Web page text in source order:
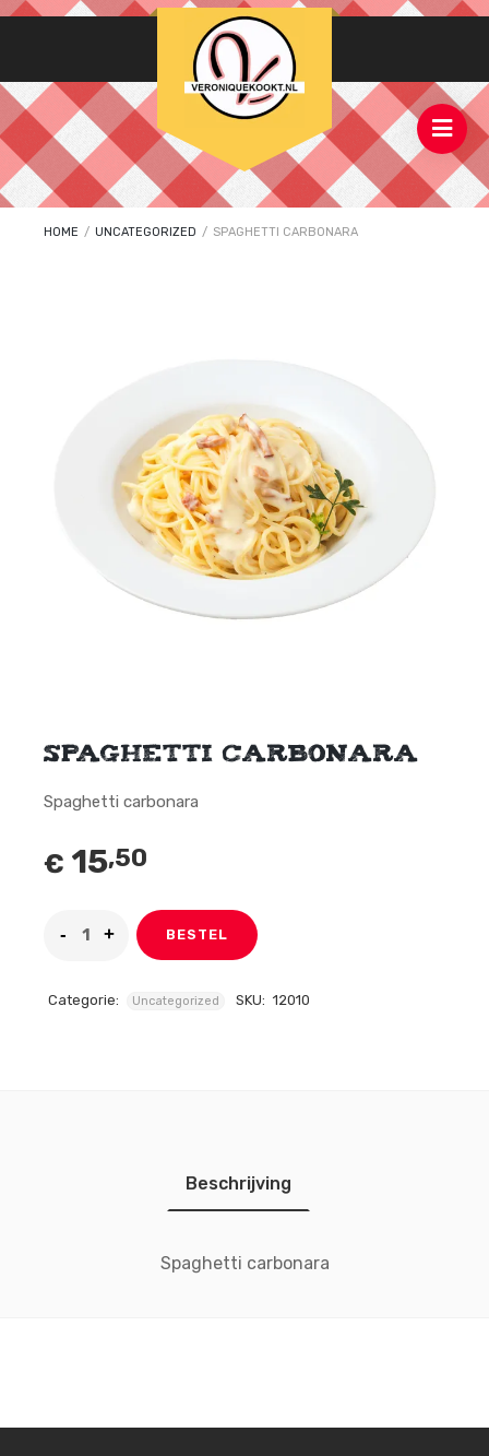
HOME / UNCATEGORIZED / SPAGHETTI CARBONARA
Spaghetti carbonara
Spaghetti carbonara
€ 15,50
BESTEL
Categorie: Uncategorized SKU: 12010
Beschrijving
Spaghetti carbonara